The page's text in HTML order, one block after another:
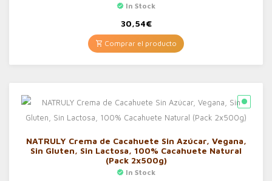
In Stock
30,54€
Comprar el producto
NATRULY Crema de Cacahuete Sin Azúcar, Vegana,
Sin Gluten, Sin Lactosa, 100% Cacahuete Natural
(Pack 2x500g)
In Stock